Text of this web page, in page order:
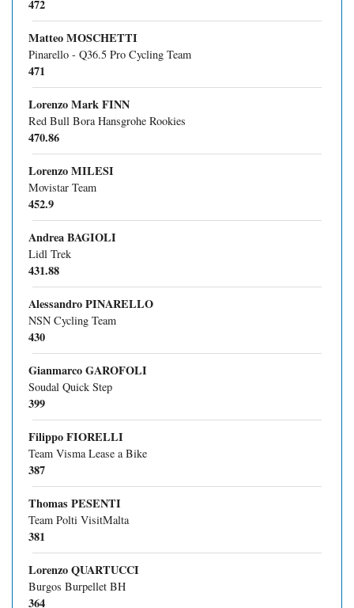
472
Matteo MOSCHETTI
Pinarello - Q36.5 Pro Cycling Team
471
Lorenzo Mark FINN
Red Bull Bora Hansgrohe Rookies
470.86
Lorenzo MILESI
Movistar Team
452.9
Andrea BAGIOLI
Lidl Trek
431.88
Alessandro PINARELLO
NSN Cycling Team
430
Gianmarco GAROFOLI
Soudal Quick Step
399
Filippo FIORELLI
Team Visma Lease a Bike
387
Thomas PESENTI
Team Polti VisitMalta
381
Lorenzo QUARTUCCI
Burgos Burpellet BH
364